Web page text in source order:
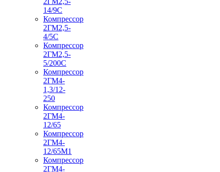
14/9С
Компрессор
2ГМ2,5-
4/5С
Компрессор
2ГМ2,5-
5/200С
Компрессор
2ГМ4-
1,3/12-
250
Компрессор
2ГМ4-
12/65
Компрессор
2ГМ4-
12/65М1
Компрессор
2ГМ4-